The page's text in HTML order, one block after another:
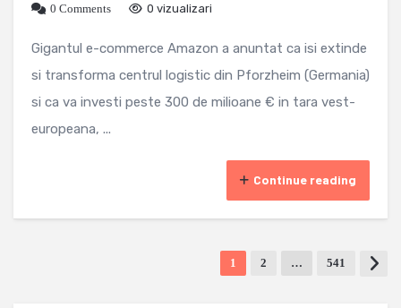
0 Comments
0 vizualizari
Gigantul e-commerce Amazon a anuntat ca isi extinde
si transforma centrul logistic din Pforzheim (Germania)
si ca va investi peste 300 de milioane € in tara vest-
europeana, ...
Continue reading
1 2 … 541